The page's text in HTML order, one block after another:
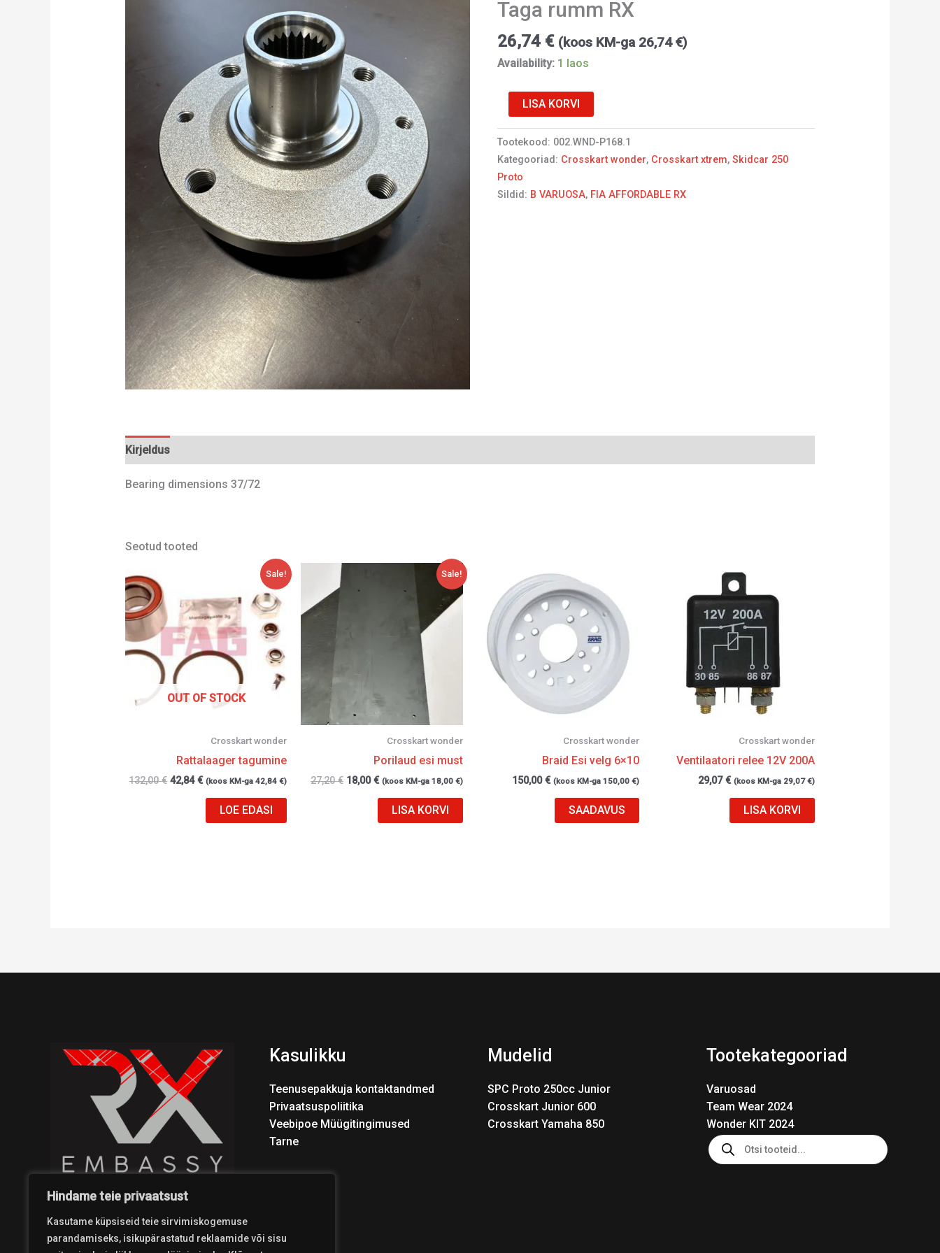
Hindame teie privaatsust
Kasutame küpsiseid teie sirvimiskogemuse
parandamiseks, isikupärastatud reklaamide või sisu
Taga rumm RX
26,74 € (koos KM-ga 26,74€)
Availability: 1 laos
LISA KORVI
Tootekood: 002.WND-P168.1
Kategooriad: Crosskart wonder, Crosskart xtrem,Skidcar 250
Proto
Sildid: B VARUOSA, FIA AFFORDABLE RX
Kirjeldus
Bearing dimensions 37/72
Seotud tooted
Sale!
OUT OF STOCK
Crosskart wonder
Rattalaager tagumine
132,00€
132,00 €.
42,84€
42,84 €.
(koos KM-ga42,84€)
LOE EDASI
Sale!
Crosskart wonder
Porilaud esi must
27,20€
oli:
18,00€ (koos KM-ga 18,00 €)
LISA KORVI
Crosskart wonder
Braid Esi velg 6×10
150,00€ (koos KM-ga 150,00 €)
SAADAVUS
Crosskart wonder
Ventilaatori relee 12V 200A
29,07€ (koos KM-ga 29,07€)
LISA KORVI
Kasulikku
Teenusepakkuja kontaktandmed
Privaatsuspoliitika
Veebipoe Müügitingimused
Tarne
Mudelid
SPC Proto 250cc Junior
Crosskart Junior 600
Crosskart Yamaha 850
Tootekategooriad
Varuosad
Team Wear 2024
Wonder KIT 2024
Products
search